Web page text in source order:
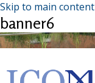
Skip to main content
banner6